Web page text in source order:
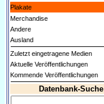
Plakate
Merchandise
Andere
Ausland
Zuletzt eingetragene Medien
Aktuelle Veröffentlichungen
Kommende Veröffentlichungen
Datenbank-Suche